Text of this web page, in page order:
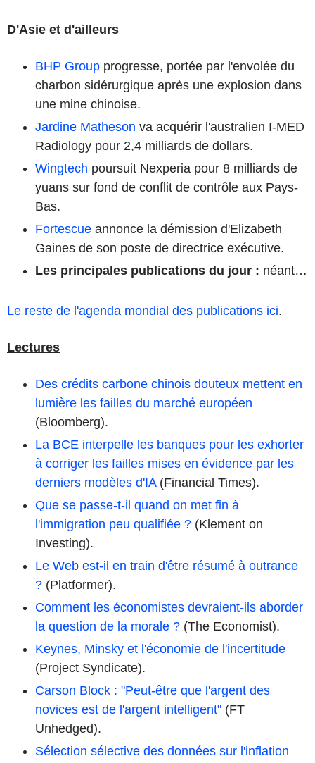
D'Asie et d'ailleurs
BHP Group progresse, portée par l'envolée du
charbon sidérurgique après une explosion dans
une mine chinoise.
Jardine Matheson va acquérir l'australien I-MED
Radiology pour 2,4 milliards de dollars.
Wingtech poursuit Nexperia pour 8 milliards de
yuans sur fond de conflit de contrôle aux Pays-
Bas.
Fortescue annonce la démission d'Elizabeth
Gaines de son poste de directrice exécutive.
Les principales publications du jour : néant…
Le reste de l'agenda mondial des publications ici.
Lectures
Des crédits carbone chinois douteux mettent en
lumière les failles du marché européen
(Bloomberg).
La BCE interpelle les banques pour les exhorter
à corriger les failles mises en évidence par les
derniers modèles d'IA(Financial Times).
Que se passe-t-il quand on met fin à
l'immigration peu qualifiée ? (Klement on
Investing).
Le Web est-il en train d'être résumé à outrance
? (Platformer).
Comment les économistes devraient-ils aborder
la question de la morale ? (The Economist).
Keynes, Minsky et l'économie de l'incertitude
(Project Syndicate).
Carson Block : "Peut-être que l'argent des
novices est de l'argent intelligent" (FT
Unhedged).
Sélection sélective des données sur l'inflation